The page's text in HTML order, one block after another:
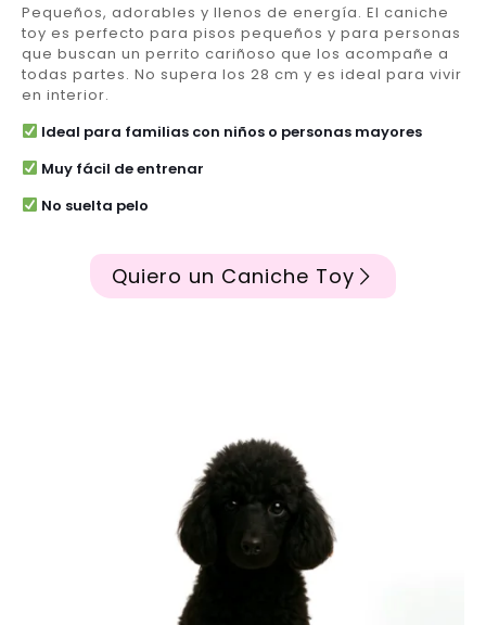
Pequeños, adorables y llenos de energía. El caniche
toy es perfecto para pisos pequeños y para personas
que buscan un perrito cariñoso que los acompañe a
todas partes. No supera los 28 cm y es ideal para vivir
en interior.
Ideal para familias con niños o personas mayores
Muy fácil de entrenar
No suelta pelo
Quiero un Caniche Toy